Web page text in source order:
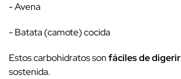
- Avena
- Batata (camote) cocida
Estos carbohidratos sonfáciles de digerir
sostenida.